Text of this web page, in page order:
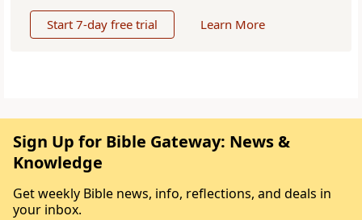
Start 7-day free trial Learn More
Sign Up for Bible Gateway: News &
Knowledge
Get weekly Bible news, info, reflections, and deals in
your inbox.